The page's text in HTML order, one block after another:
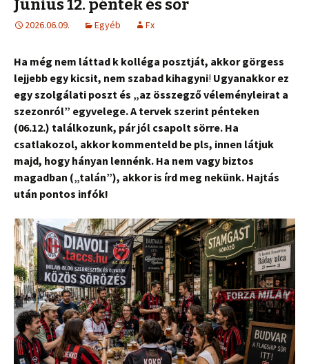
Június 12. péntek és sör
2026.06.09. Egyéb Fx
Ha még nem láttad k kolléga posztját, akkor görgess
lejjebb egy kicsit, nem szabad kihagyni! Ugyanakkor ez
egy szolgálati poszt és „az összegző véleményleirat a
szezonról” egyvelege. A tervek szerint pénteken
(06.12.) találkozunk, pár jól csapolt sörre. Ha
csatlakozol, akkor kommenteld be pls, innen látjuk
majd, hogy hányan lennénk. Ha nem vagy biztos
magadban („talán”), akkor is írd meg nekünk. Hajtás
után pontos infók!